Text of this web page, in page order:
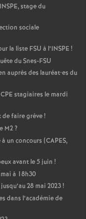
INSPE, stage du
sociale
la liste FSU à l’INSPE !
du Snes-FSU
auprès des lauréat•es du
CPE stagiaires le mardi
faire grève!
M2?
un concours (CAPES,
avant le 5 juin !
à 18h30
28 mai 2023!
dans l’académie de